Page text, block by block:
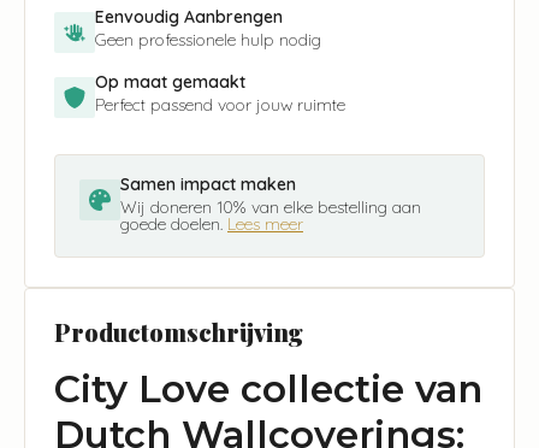
Eenvoudig Aanbrengen
Geen professionele hulp nodig
Op maat gemaakt
Perfect passend voor jouw ruimte
Samen impact maken
Wij doneren 10% van elke bestelling aan
goede doelen. Lees meer
Productomschrijving
City Love collectie van
Dutch Wallcoverings: